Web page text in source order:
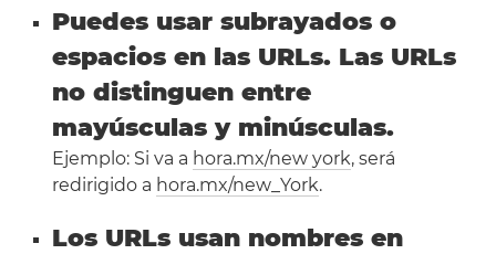
Puedes usar subrayados o
espacios en las URLs. Las URLs
no distinguen entre
mayúsculas y minúsculas.
Ejemplo: Si va a hora.mx/new york, será
redirigido a hora.mx/new_York.
Los URLs usan nombres en